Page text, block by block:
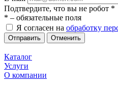
Подтвердите, что вы не робот *
* – обязательные поля
Я согласен на обработку
Отменить
Каталог
Услуги
О компании